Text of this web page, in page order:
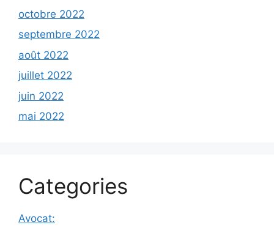
octobre 2022
septembre 2022
août 2022
juillet 2022
juin 2022
mai 2022
Categories
Avocat: